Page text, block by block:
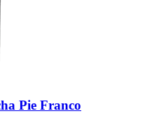
Pie Franco